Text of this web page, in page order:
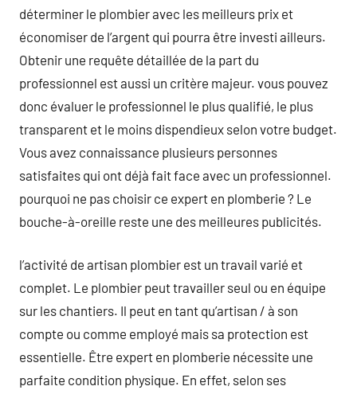
déterminer le plombier avec les meilleurs prix et
économiser de l’argent qui pourra être investi ailleurs.
Obtenir une requête détaillée de la part du
professionnel est aussi un critère majeur. vous pouvez
donc évaluer le professionnel le plus qualifié, le plus
transparent et le moins dispendieux selon votre budget.
Vous avez connaissance plusieurs personnes
satisfaites qui ont déjà fait face avec un professionnel.
pourquoi ne pas choisir ce expert en plomberie ? Le
bouche-à-oreille reste une des meilleures publicités.
l’activité de artisan plombier est un travail varié et
complet. Le plombier peut travailler seul ou en équipe
sur les chantiers. Il peut en tant qu’artisan / à son
compte ou comme employé mais sa protection est
essentielle. Être expert en plomberie nécessite une
parfaite condition physique. En effet, selon ses